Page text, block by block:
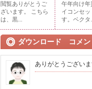
閲覧ありがとうご
ざいます。 こちら
は、黒...
午年向け年
イコンセッ
す。ベクタ
ダウンロード コメン
ありがとうござい